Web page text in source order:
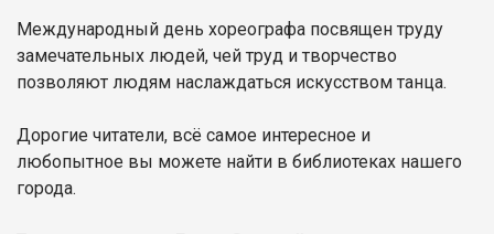
Международный день хореографа посвящен труду
замечательных людей, чей труд и творчество
позволяют людям наслаждаться искусством танца.
Дорогие читатели, всё самое интересное и
любопытное вы можете найти в библиотеках нашего
города.